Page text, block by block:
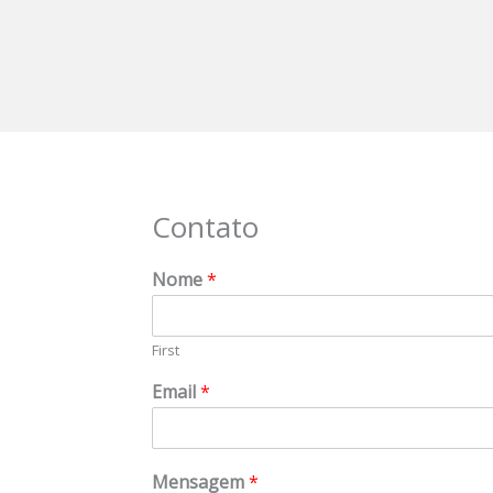
Contato
Nome*
First
Email*
Mensagem*